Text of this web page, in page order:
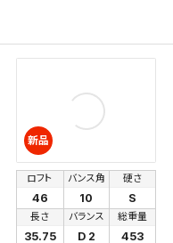
新品
ロフト
46
バンス角
10
硬さ
S
長さ
35.75
バランス
D 2
総重量
453